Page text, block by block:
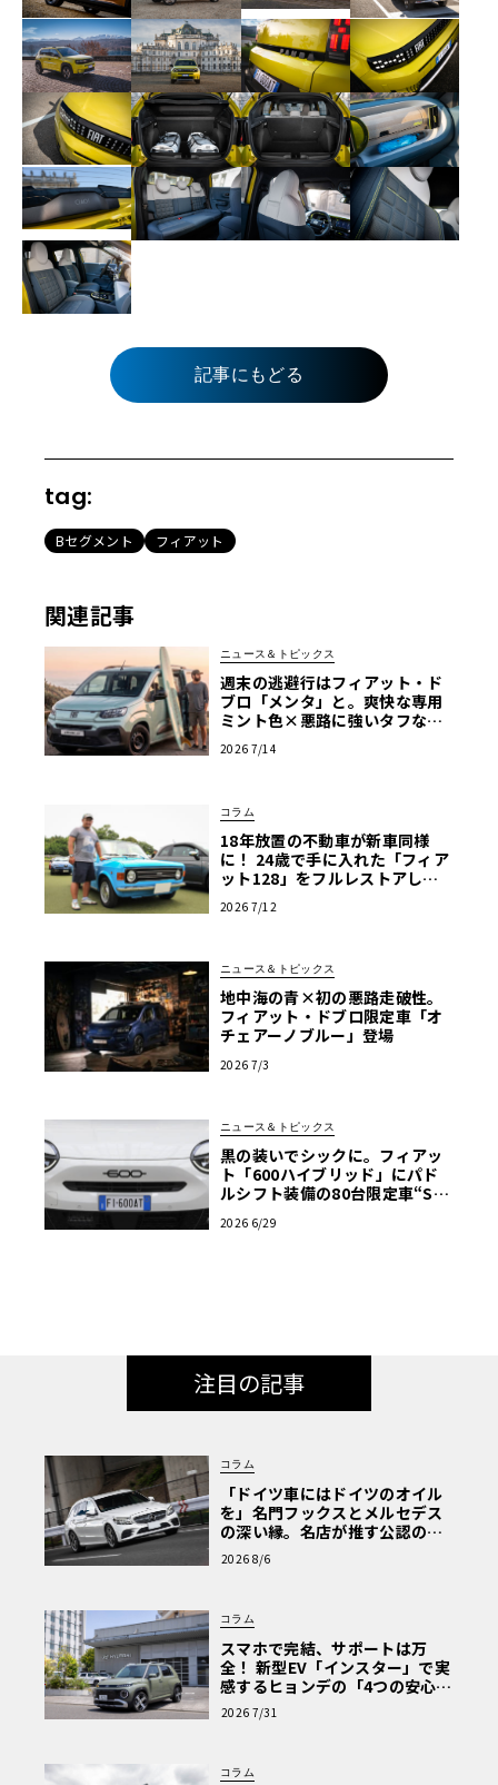
記事にもどる
tag:
Bセグメント フィアット
関連記事
ニュース＆トピックス
週末の逃避行はフィアット・ド
ブロ「メンタ」と。爽快な専用
ミント色×悪路に強いタフなMP
2026 7/14
コラム
18年放置の不動車が新車同様
に！ 24歳で手に入れた「フィア
ット128」をフルレストアした
2026 7/12
ニュース＆トピックス
地中海の青×初の悪路走破性。
フィアット・ドブロ限定車「オ
チェアーノブルー」登場
2026 7/3
ニュース＆トピックス
黒の装いでシックに。フィアッ
ト「600ハイブリッド」にパド
ルシフト装備の80台限定車“Sp
2026 6/29
注目の記事
コラム
「ドイツ車にはドイツのオイル
を」名門フックスとメルセデス
の深い縁。名店が推す公認の安
心と、Cクラスで味わうシルキー
な走り〈PR〉
2026 8/6
コラム
スマホで完結、サポートは万
全！ 新型EV「インスター」で実
感するヒョンデの「4つの安心」
【第1回・ヒョンデ6つの疑問：
Why? Hyundai?】〈PR〉
2026 7/31
コラム